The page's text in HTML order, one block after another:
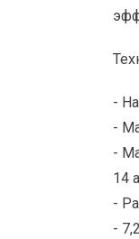
-
-
-
14
-
-